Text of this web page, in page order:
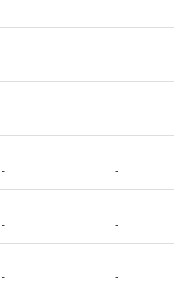
- -
- -
- -
- -
- -
- -